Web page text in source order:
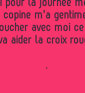
copine m'a
avec moi
aider la croix
.